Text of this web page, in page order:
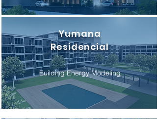
Yumana
Residencial
Building Energy Modeling